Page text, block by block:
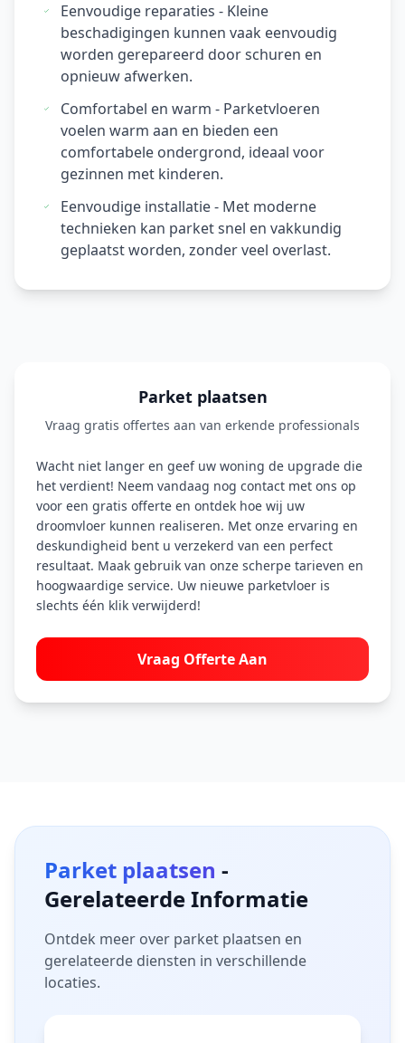
Eenvoudige reparaties - Kleine
beschadigingen kunnen vaak eenvoudig
worden gerepareerd door schuren en
opnieuw afwerken.
Comfortabel en warm - Parketvloeren
voelen warm aan en bieden een
comfortabele ondergrond, ideaal voor
gezinnen met kinderen.
Eenvoudige installatie - Met moderne
technieken kan parket snel en vakkundig
geplaatst worden, zonder veel overlast.
Parket plaatsen
Vraag gratis offertes aan van erkende professionals
Wacht niet langer en geef uw woning de upgrade die
het verdient! Neem vandaag nog contact met ons op
voor een gratis offerte en ontdek hoe wij uw
droomvloer kunnen realiseren. Met onze ervaring en
deskundigheid bent u verzekerd van een perfect
resultaat. Maak gebruik van onze scherpe tarieven en
hoogwaardige service. Uw nieuwe parketvloer is
slechts één klik verwijderd!
Vraag Offerte Aan
Parket plaatsen -
Gerelateerde Informatie
Ontdek meer over parket plaatsen en
gerelateerde diensten in verschillende
locaties.